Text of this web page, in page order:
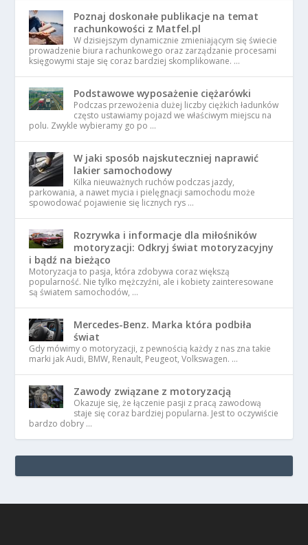
Poznaj doskonałe publikacje na temat
rachunkowości z Matfel.pl
W dzisiejszym dynamicznie zmieniającym się świecie
prowadzenie biura rachunkowego oraz zarządzanie procesami
księgowymi staje się coraz bardziej skomplikowane. …
Podstawowe wyposażenie ciężarówki
Podczas przewożenia dużej liczby ciężkich ładunków
często ustawiamy pojazd we właściwym miejscu na
polu. Zwykle wybieramy go po …
W jaki sposób najskuteczniej naprawić
lakier samochodowy
Kilka nieuważnych ruchów podczas jazdy,
parkowania, a nawet mycia i pielęgnacji samochodu może
spowodować pojawienie się licznych rys …
Rozrywka i informacje dla miłośników
motoryzacji: Odkryj świat motoryzacyjny
i bądź na bieżąco
Motoryzacja to pasja, która zdobywa coraz większą
popularność. Nie tylko mężczyźni, ale i kobiety zainteresowane
są światem samochodów, …
Mercedes-Benz. Marka która podbiła
świat
Gdy mówimy o motoryzacji, z pewnością każdy z nas zna takie
marki jak Audi, BMW, Renault, Peugeot, Volkswagen. …
Zawody związane z motoryzacją
Okazuje się, że łączenie pasji z pracą zawodową
staje się coraz bardziej popularna. Jest to oczywiście
bardzo dobry …